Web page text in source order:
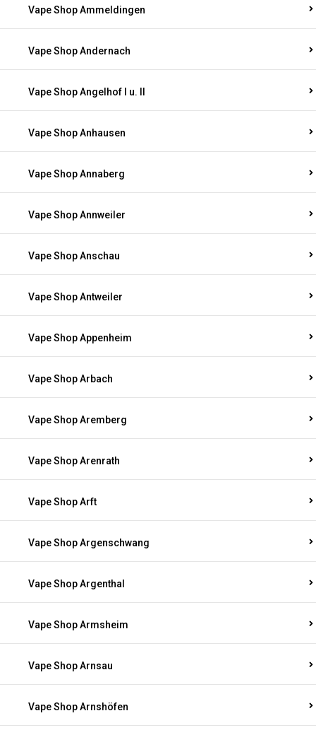
Vape Shop Ammeldingen
Vape Shop Andernach
Vape Shop Angelhof I u. II
Vape Shop Anhausen
Vape Shop Annaberg
Vape Shop Annweiler
Vape Shop Anschau
Vape Shop Antweiler
Vape Shop Appenheim
Vape Shop Arbach
Vape Shop Aremberg
Vape Shop Arenrath
Vape Shop Arft
Vape Shop Argenschwang
Vape Shop Argenthal
Vape Shop Armsheim
Vape Shop Arnsau
Vape Shop Arnshöfen